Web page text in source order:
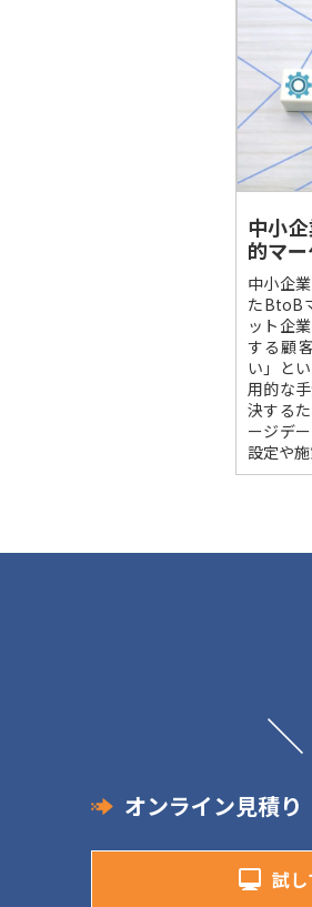
中小
的マ
中小企
たBtoB
ット企
する顧
い」と
用的な
決する
ージデ
設定や
オンライン見積り
試し